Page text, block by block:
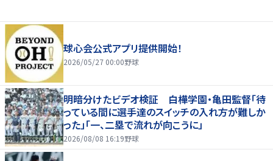
球心会公式アプリ提供開始！
2026/05/27 00:00野球
明暗分けたビデオ検証 白樺学園・亀田監督「待
っている間に選手達のスイッチの入れ方が難しか
った」「一、二塁で流れが向こうに」
2026/08/08 16:19野球